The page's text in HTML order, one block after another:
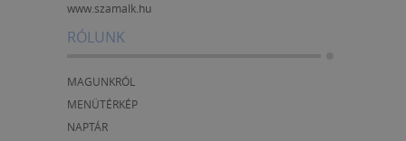
www.szamalk.hu
RÓLUNK
MAGUNKRÓL
MENÜTÉRKÉP
NAPTÁR